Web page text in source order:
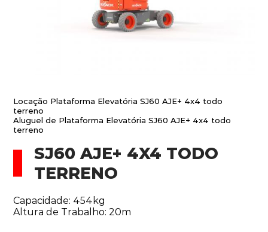
Locação Plataforma Elevatória SJ60 AJE+ 4x4 todo
terreno
Aluguel de Plataforma Elevatória SJ60 AJE+ 4x4 todo
terreno
SJ60 AJE+ 4X4 TODO
TERRENO
Capacidade: 454kg
Altura de Trabalho: 20m